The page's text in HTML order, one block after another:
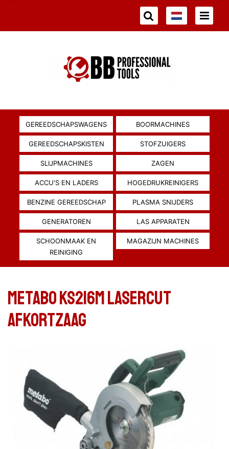
GEREEDSCHAPSWAGENS BOORMACHINES
GEREEDSCHAPSKISTEN STOFZUIGERS
SLIJPMACHINES ZAGEN
ACCU'S EN LADERS HOGEDRUKREINIGERS
BENZINE GEREEDSCHAP PLASMA SNIJDERS
GENERATOREN LAS APPARATEN
SCHOONMAAK EN
REINIGING
MAGAZIJN MACHINES
Metabo KS216M Lasercut
afkortzaag